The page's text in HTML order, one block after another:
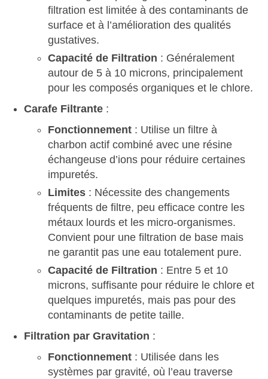
filtration est limitée à des contaminants de
surface et à l’amélioration des qualités
gustatives.
Capacité de Filtration : Généralement
autour de 5 à 10 microns, principalement
pour les composés organiques et le chlore.
Carafe Filtrante :
Fonctionnement : Utilise un filtre à
charbon actif combiné avec une résine
échangeuse d’ions pour réduire certaines
impuretés.
Limites : Nécessite des changements
fréquents de filtre, peu efficace contre les
métaux lourds et les micro-organismes.
Convient pour une filtration de base mais
ne garantit pas une eau totalement pure.
Capacité de Filtration : Entre 5 et 10
microns, suffisante pour réduire le chlore et
quelques impuretés, mais pas pour des
contaminants de petite taille.
Filtration par Gravitation :
Fonctionnement : Utilisée dans les
systèmes par gravité, où l’eau traverse